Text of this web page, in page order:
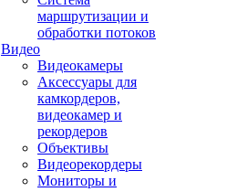
маршрутизации и
обработки потоков
Видео
Видеокамеры
Аксессуары для
камкордеров,
видеокамер и
рекордеров
Объективы
Видеорекордеры
Мониторы и